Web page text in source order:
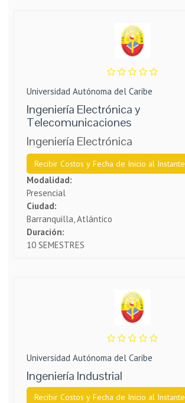
Universidad Autónoma del Caribe
Ingeniería Electrónica y
Telecomunicaciones
Ingeniería Electrónica
Recibir Costos y Fecha de Inicio al Instante
Modalidad:
Presencial
Ciudad:
Barranquilla, Atlántico
Duración:
10 SEMESTRES
Universidad Autónoma del Caribe
Ingeniería Industrial
Recibir Costos y Fecha de Inicio al Instante